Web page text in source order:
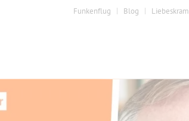
Funkenflug Blog Liebeskram